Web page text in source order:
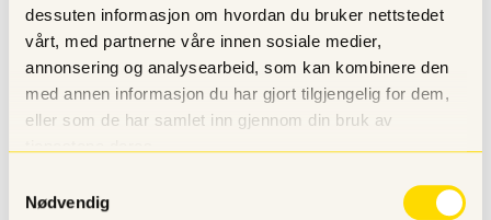
dessuten informasjon om hvordan du bruker nettstedet
vårt, med partnerne våre innen sosiale medier,
annonsering og analysearbeid, som kan kombinere den
med annen informasjon du har gjort tilgjengelig for dem,
eller som de har samlet inn gjennom din bruk av
Nødvendig
Kvelden vil ha fokus på skikkelig bra trening!
Ta gjerne på deg treningstøy, -innholdet består av både
teori og praksis.
Påmelding:https://forms.office.com/e/J7XTFsMxep